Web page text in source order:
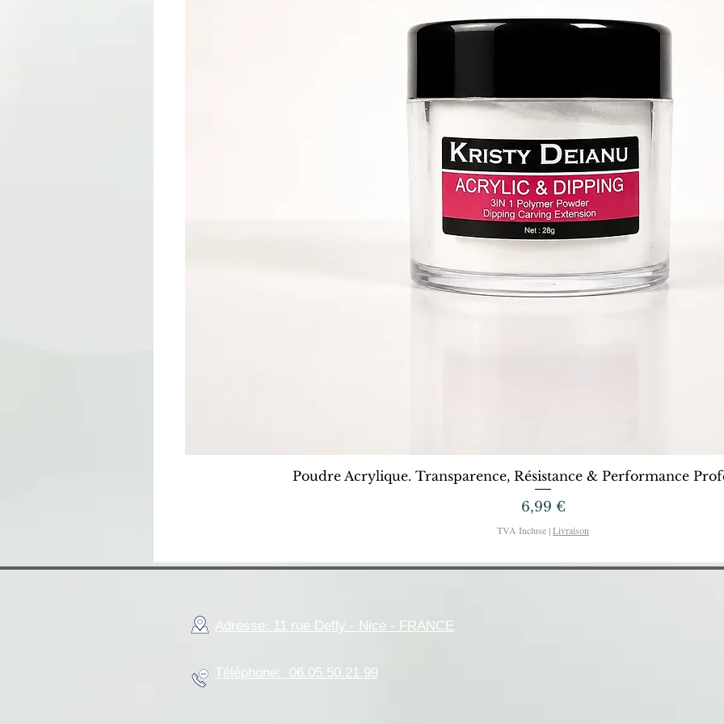
Aperçu rapide
Poudre Acrylique. Transparence, Résistance & Performance
Prix
6,99 €
TVA Incluse |Livraison
Adresse: 11 rue Defly - Nice - FRANCE
Téléphone: 06.05.50.21.99